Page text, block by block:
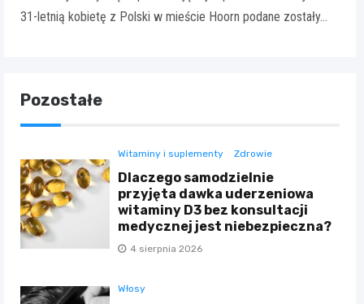
31-letnią kobietę z Polski w mieście Hoorn podane zostały…
Pozostałe
Witaminy i suplementy Zdrowie
Dlaczego samodzielnie
przyjęta dawka uderzeniowa
witaminy D3 bez konsultacji
medycznej jest niebezpieczna?
4 sierpnia 2026
Włosy